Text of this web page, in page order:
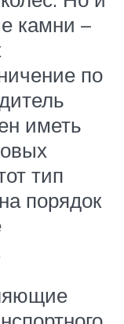
камни –
по
иметь
тип
порядок